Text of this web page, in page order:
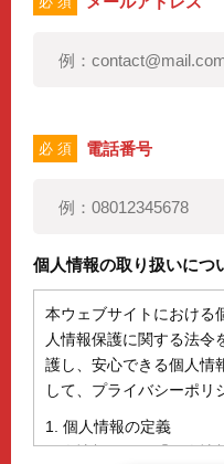
必 須 電話番号
個人情報の取り扱いにつ
本ウェブサイトにおける
人情報保護に関する法令
護し、安心できる個人情
して、プライバシーポリ
1. 個人情報の定義
個人情報とは、「個人情